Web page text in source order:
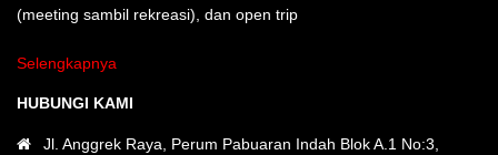
(meeting sambil rekreasi), dan open trip
Selengkapnya
HUBUNGI KAMI
Jl. Anggrek Raya, Perum Pabuaran Indah Blok A.1 No:3,